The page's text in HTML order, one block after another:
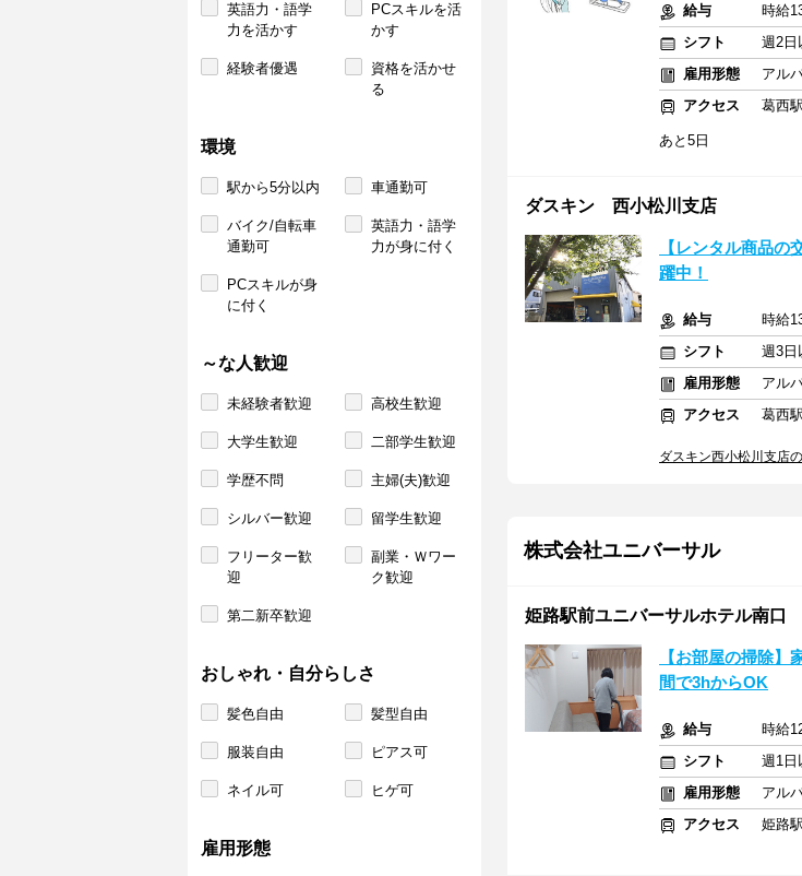
英語力・語学
力を活かす
PCスキルを活
かす
経験者優遇
資格を活かせ
る
環境
駅から5分以内 車通勤可
バイク/自転車
通勤可
英語力・語学
力が身に付く
PCスキルが身
に付く
～な人歓迎
未経験者歓迎 高校生歓迎
大学生歓迎 二部学生歓迎
学歴不問 主婦(夫)歓迎
シルバー歓迎 留学生歓迎
フリーター歓
迎
副業・Ｗワー
ク歓迎
第二新卒歓迎
おしゃれ・自分らしさ
髪色自由 髪型自由
服装自由 ピアス可
ネイル可 ヒゲ可
雇用形態
給与
時給
シフト
週2日
雇用形態
アル
アクセス
葛西駅
あと5日
ダスキン 西小松川支店
【レンタル商品
躍中！
給与
時給
シフト
週3日
雇用形態
アル
アクセス
葛西駅
ダスキン西小松川支店
株式会社ユニバーサル
姫路駅前ユニバーサルホテル南口
【お部屋の掃除
間で3hからOK
給与
時給
シフト
週1日
雇用形態
アル
アクセス
姫路